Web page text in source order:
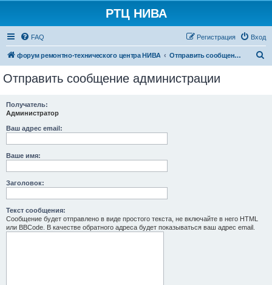
РТЦ НИВА
FAQ Вход
Регистрация
форум ремонтно-технического центра НИВА Отправить сообщение администрации
Отправить сообщение администрации
Получатель:
Администратор
Ваш адрес email:
Ваше имя:
Заголовок:
Текст сообщения:
Сообщение будет отправлено в виде простого текста, не включайте в него HTML
или BBCode. В качестве обратного адреса будет показываться ваш адрес email.